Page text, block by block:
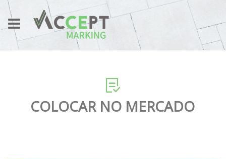
COLOCAR NO MERCADO